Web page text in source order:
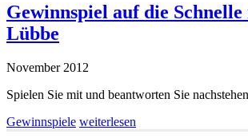
Gewinnspiel auf die
Lübbe
November 2012
Spielen Sie mit und beantworten Sie
Gewinnspiele weiterlesen